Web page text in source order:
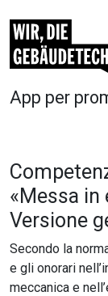
App per
«Messa in
Versione
Secondo la
e gli onorari
meccanica e